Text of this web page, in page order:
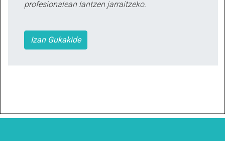
profesionalean lantzen jarraitzeko.
Izan Gukakide